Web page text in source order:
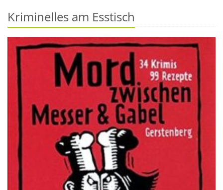
Kriminelles am Esstisch